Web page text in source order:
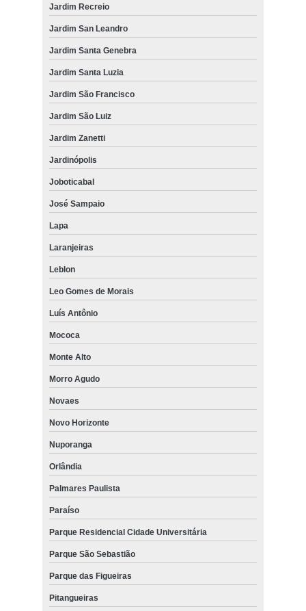
Jardim Recreio
Jardim San Leandro
Jardim Santa Genebra
Jardim Santa Luzia
Jardim São Francisco
Jardim São Luiz
Jardim Zanetti
Jardinópolis
Joboticabal
José Sampaio
Lapa
Laranjeiras
Leblon
Leo Gomes de Morais
Luís Antônio
Mococa
Monte Alto
Morro Agudo
Novaes
Novo Horizonte
Nuporanga
Orlândia
Palmares Paulista
Paraíso
Parque Residencial Cidade Universitária
Parque São Sebastião
Parque das Figueiras
Pitangueiras